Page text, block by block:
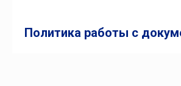
Политика работы с